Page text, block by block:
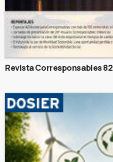
Revista Corresponsables 82